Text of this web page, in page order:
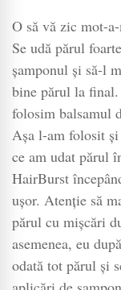
O să vă zic mot-
Se udă părul
șamponul și să-l
bine părul la final.
folosim balsamul
Așa l-am folosit
ce am udat părul
HairBurst
ușor. Atenție să
părul cu mișcări
asemenea, eu
odată tot părul și